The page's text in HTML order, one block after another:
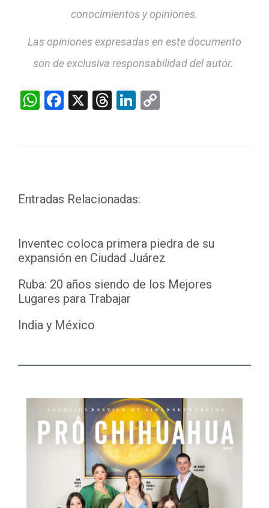
conocimientos y opiniones.
Las opiniones expresadas en este documento
son de exclusiva responsabilidad del autor.
WhatsApp
Facebook
X Threads
LinkedIn
Entradas Relacionadas:
Inventec coloca primera piedra de su
expansión en Ciudad Juárez
Ruba: 20 años siendo de los Mejores
Lugares para Trabajar
India y México